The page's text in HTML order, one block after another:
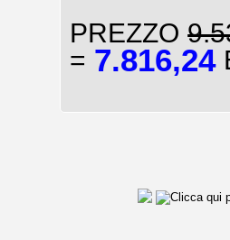
PREZZO
= 7.816,24